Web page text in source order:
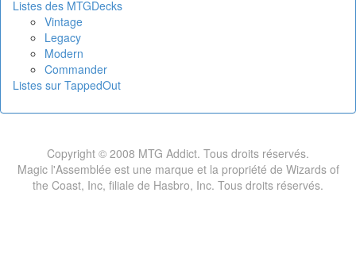
Listes des MTGDecks
Vintage
Legacy
Modern
Commander
Listes sur TappedOut
Copyright © 2008 MTG Addict. Tous droits réservés.
Magic l'Assemblée est une marque et la propriété de Wizards of
the Coast, Inc, filiale de Hasbro, Inc. Tous droits réservés.